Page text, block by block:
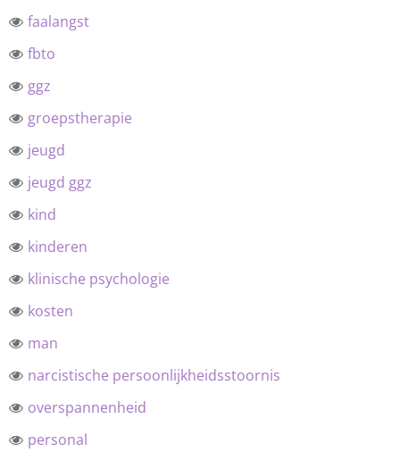
faalangst
fbto
ggz
groepstherapie
jeugd
jeugd ggz
kind
kinderen
klinische psychologie
kosten
man
narcistische persoonlijkheidsstoornis
overspannenheid
personal